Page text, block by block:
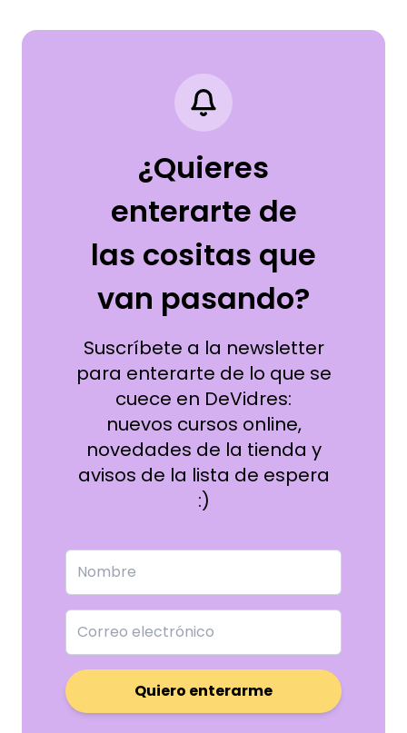
¿Quieres
enterarte de
las cositas que
van pasando?
Suscríbete a la newsletter
para enterarte de lo que se
cuece en DeVidres:
nuevos cursos online,
novedades de la tienda y
avisos de la lista de espera
:)
Quiero enterarme